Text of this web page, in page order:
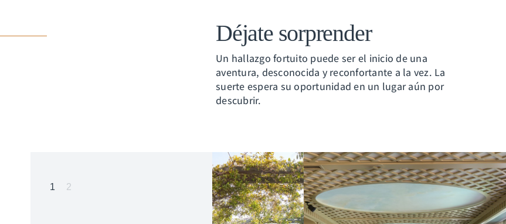
Déjate sorprender
Un hallazgo fortuito puede ser el inicio de una
aventura, desconocida y reconfortante a la vez. La
suerte espera su oportunidad en un lugar aún por
descubrir.
1 2